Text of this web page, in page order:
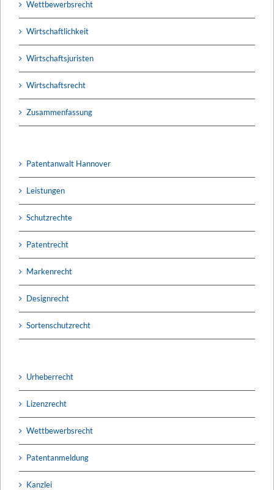
Wettbewerbsrecht
Wirtschaftlichkeit
Wirtschaftsjuristen
Wirtschaftsrecht
Zusammenfassung
Patentanwalt Hannover
Leistungen
Schutzrechte
Patentrecht
Markenrecht
Designrecht
Sortenschutzrecht
Urheberrecht
Lizenzrecht
Wettbewerbsrecht
Patentanmeldung
Kanzlei